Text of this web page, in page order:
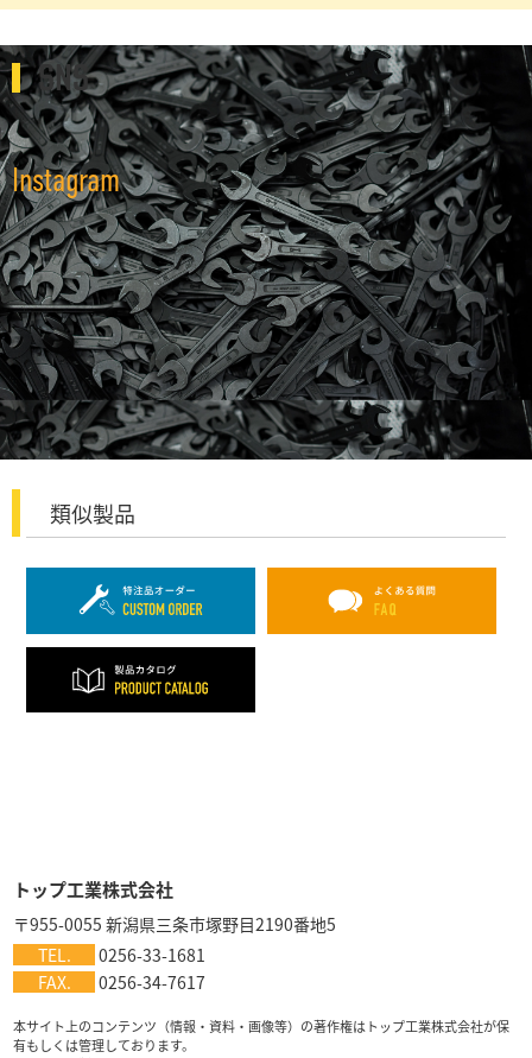
SNS
Instagram
類似製品
トップ工業株式会社
〒955-0055 新潟県三条市塚野目2190番地5
TEL.
0256-33-1681
FAX.
0256-34-7617
本サイト上のコンテンツ（情報・資料・画像等）の著作権はトップ工業株式会社が保
有もしくは管理しております。